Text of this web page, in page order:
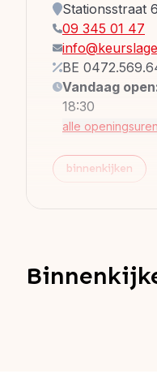
Stationsstraat
09 345 01 47
BE
Vandaag
18:30
alle openingsuren
binnenkijken